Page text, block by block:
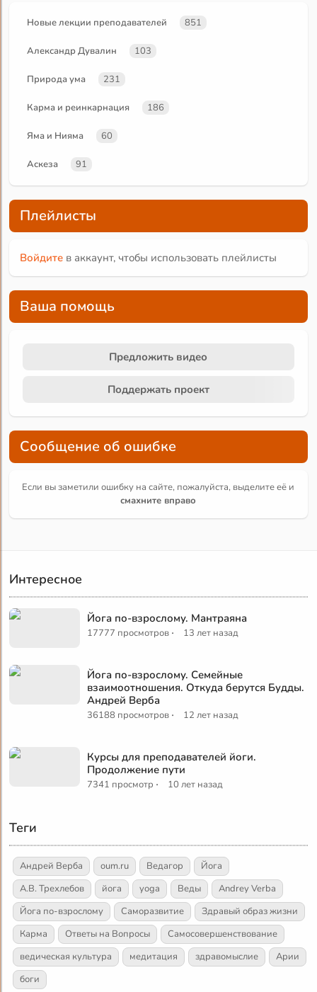
Новые лекции преподавателей 851
Александр Дувалин 103
Природа ума 231
Карма и реинкарнация 186
Яма и Нияма 60
Аскеза 91
Плейлисты
Войдите в аккаунт, чтобы использовать плейлисты
Ваша помощь
Предложить видео
Поддержать проект
Сообщение об ошибке
Если вы заметили ошибку на сайте, пожалуйста, выделите её и
смахните вправо
Интересное
Йога по-взрослому. Мантраяна
17777 просмотров · 13 лет назад
Йога по-взрослому. Семейные
взаимоотношения. Откуда берутся Будды.
Андрей Верба
36188 просмотров · 12 лет назад
Курсы для преподавателей йоги.
Продолжение пути
7341 просмотр · 10 лет назад
Теги
Андрей Верба oum.ru Ведагор
Йога
А.В. Трехлебов
йога yoga Веды
Andrey Verba
Йога по-взрослому
Саморазвитие
Здравый образ жизни
Карма
Ответы на Вопросы
Самосовершенствование
ведическая культура
медитация здравомыслие
Арии
боги